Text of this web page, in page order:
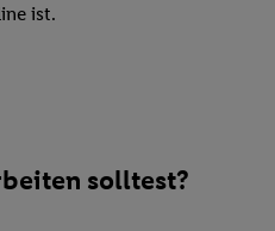
ist.
solltest?